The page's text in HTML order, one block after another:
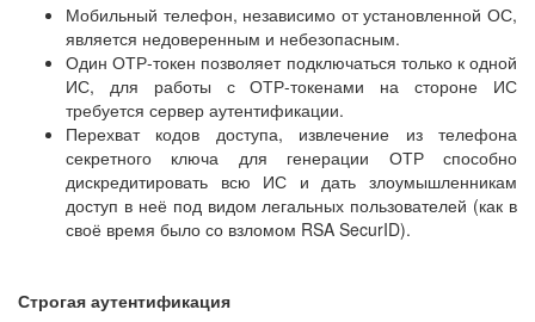
Мобильный телефон, независимо от установленной ОС,
является недоверенным и небезопасным.
Один ОТР-токен позволяет подключаться только к одной
ИС, для работы с ОТР-токенами на стороне ИС
требуется сервер аутентификации.
Перехват кодов доступа, извлечение из телефона
секретного ключа для генерации ОТР способно
дискредитировать всю ИС и дать злоумышленникам
доступ в неё под видом легальных пользователей (как в
своё время было со взломом RSA SecurID).
Строгая аутентификация